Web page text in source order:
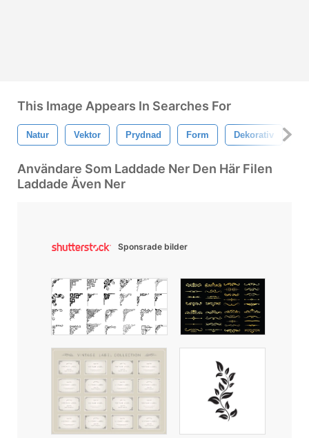
This Image Appears In Searches For
Natur Vektor Prydnad Form Dekorativ
Användare Som Laddade Ner Den Här Filen
Laddade Även Ner
Sponsrade bilder